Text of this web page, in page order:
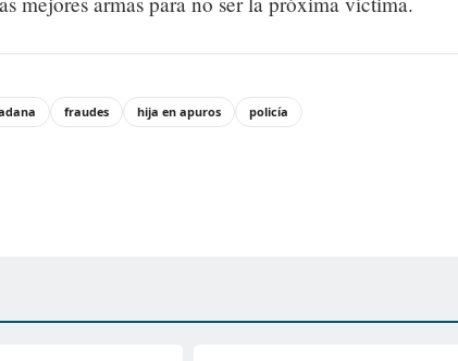
fraudes hija en apuros policía